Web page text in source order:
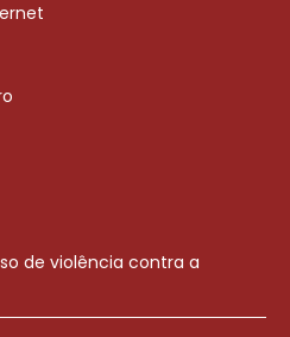
de violência contra a